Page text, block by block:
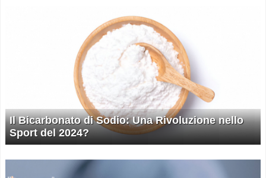
Il Bicarbonato di Sodio: Una Rivoluzione nello
Sport del 2024?